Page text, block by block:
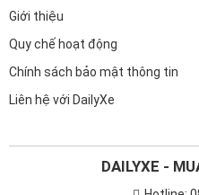
Giới thiệu
Quy chế hoạt động
Chính sách bảo mật thông tin
Liên hệ với DailyXe
DAILYXE -